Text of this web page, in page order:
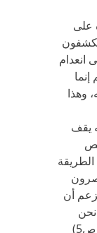
على
انعدام
وهذا
يقف
أن